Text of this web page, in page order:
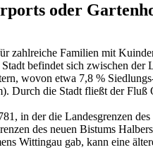
oder
zahlreiche Familien mit
befindet sich zwischen
wovon etwa 7,8 %
die Stadt fließt der Fluß
in der die Landesgrenzen
des neuen Bistums
Wittingau gab, kann eine